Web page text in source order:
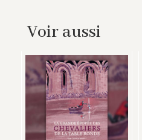
Voir aussi